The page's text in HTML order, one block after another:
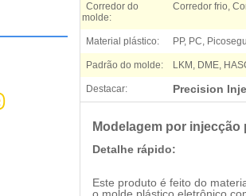
Corredor do
molde:
Corredor frio,
Material plástico: PP, PC,
Padrão do molde: LKM, DME,
Destacar: Precision
Modelagem por
Detalhe rápido:
Este produto é feito do